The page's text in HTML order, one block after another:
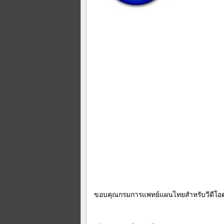
ขอบคุณกรมการแพทย์แผนไทยสำหรับวีดีโอ